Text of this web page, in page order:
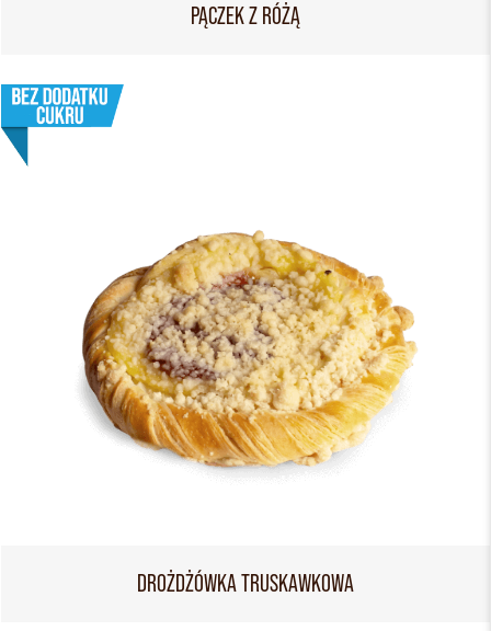
PĄCZEK Z RÓŻĄ
DROŻDŻÓWKA TRUSKAWKOWA